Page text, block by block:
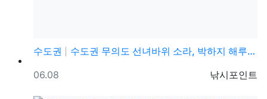
수도권
수도권 무의도 선녀바위 소라, 박하지 해루질 조과 엄청…
등록자
낚시포인트
등록일
06.08